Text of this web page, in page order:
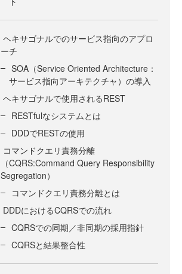
ヘキサゴナルでのサービス指向のアプロ
ーチ
SOA（Service Oriented Architecture：
サービス指向アーキテクチャ）の導入
ヘキサゴナルで使用されるREST
RESTfulなシステムとは
DDDでRESTの使用
コマンドクエリ責務分離
（CQRS:Command Query Responsibility
Segregation）
コマンドクエリ責務分離とは
DDDにおけるCQRSでの流れ
CQRSでの同期／非同期の採用指針
CQRSと結果整合性